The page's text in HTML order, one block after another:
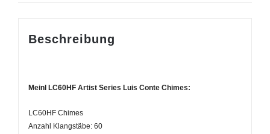
Beschreibung
Meinl LC60HF Artist Series Luis Conte Chimes:
LC60HF Chimes
Anzahl Klangstäbe: 60